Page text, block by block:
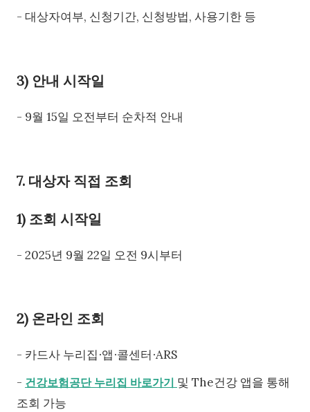
- 대상자여부, 신청기간, 신청방법, 사용기한 등
3) 안내 시작일
- 9월 15일 오전부터 순차적 안내
7. 대상자 직접 조회
1) 조회 시작일
- 2025년 9월 22일 오전 9시부터
2) 온라인 조회
- 카드사 누리집∙앱∙콜센터∙ARS
- 건강보험공단 누리집 바로가기 및 The건강 앱을 통해
조회 가능